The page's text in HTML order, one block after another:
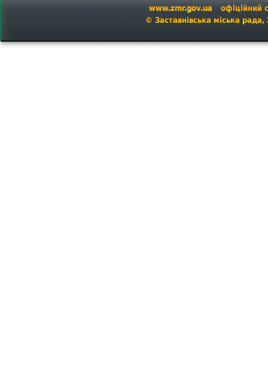
www.zmr.gov.ua
офіційний
© Заставнівська міська рада,